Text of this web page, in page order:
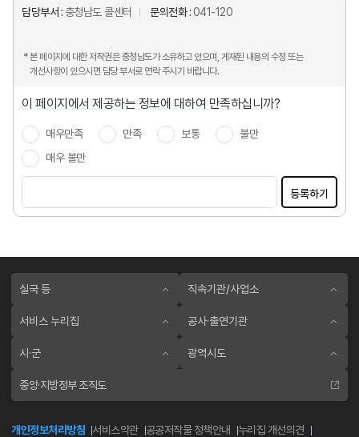
담당부서 : 충청남도 콜센터 문의전화 : 041-120
* 본 페이지에 대한 저작권은 충청남도가 소유하고 있으며, 게재된 내용의 수정 또는
개선사항이 있으시면 담당 부서로 연락 주시기 바랍니다.
이 페이지에서 제공하는 정보에 대하여 만족하십니까?
매우만족 만족 보통
불만
매우 불만
등록하기
실국 등 직속기관/사업소
서비스 누리집 공사·출연기관
시·군 광역시도
중앙·지방정부 조직도
개인정보처리방침 서비스약관 공공저작물 정책안내 누리집 개선의견